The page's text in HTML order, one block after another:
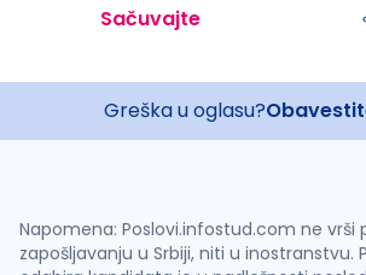
Sačuvajte
Greška u oglasu?
Napomena: Poslovi.infostud.com ne vrši
zapošljavanju u Srbiji, niti u inostranstvu.